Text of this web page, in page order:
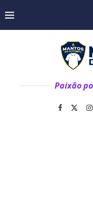
Paixão